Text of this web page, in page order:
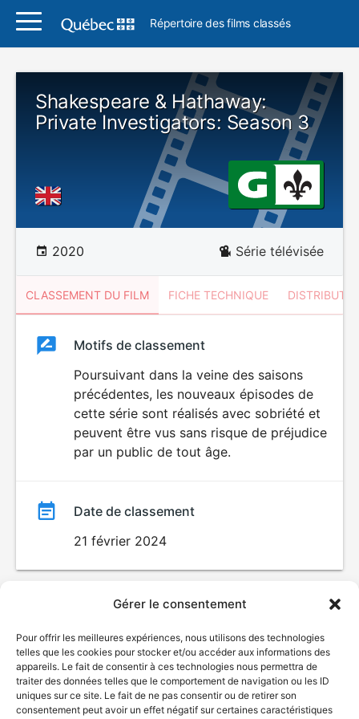
Gérer le consentement
Pour offrir les meilleures expériences, nous utilisons des technologies
telles que les cookies pour stocker et/ou accéder aux informations des
appareils. Le fait de consentir à ces technologies nous permettra de
traiter des données telles que le comportement de navigation ou les ID
uniques sur ce site. Le fait de ne pas consentir ou de retirer son
consentement peut avoir un effet négatif sur certaines caractéristiques
Répertoire des films classés
Shakespeare & Hathaway:
Private Investigators: Season 3
2020 Série télévisée
CLASSEMENT DU FILM FICHE TECHNIQUE
ClassementClassement
Motifs de classement
Poursuivant dans la veine des saisons
précédentes, les nouveaux épisodes de
cette série sont réalisés avec sobriété et
peuvent être vus sans risque de préjudice
par un public de tout âge.
Date de classement
21 février 2024